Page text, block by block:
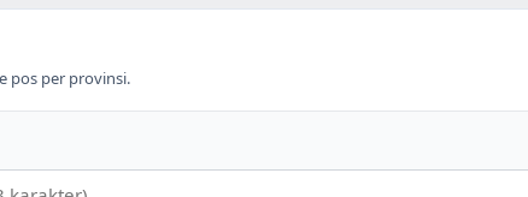
pos per provinsi.